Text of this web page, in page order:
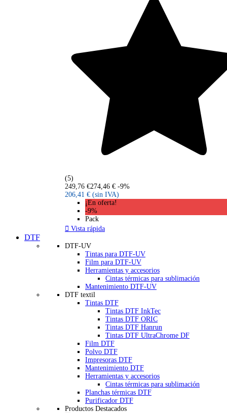
(5)
249,76 €274,46 € -9%
206,41 € (sin IVA)
¡En oferta!
-9%
Pack
 Vista rápida
DTF
DTF-UV
Tintas para DTF-UV
Film para DTF-UV
Herramientas y accesorios
Cintas térmicas para sublimación
Mantenimiento DTF-UV
DTF textil
Tintas DTF
Tintas DTF InkTec
Tintas DTF ORIC
Tintas DTF Hanrun
Tintas DTF UltraChrome DF
Film DTF
Polvo DTF
Impresoras DTF
Mantenimiento DTF
Herramientas y accesorios
Cintas térmicas para sublimación
Planchas térmicas DTF
Purificador DTF
Productos Destacados